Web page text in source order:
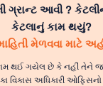
ગ્રાન્ટ આવી ?
કેટલાનું કામ થયું?
મેળવવા માટે
થઈ ગયેલ છે કે નહીં તેને
વિકાસ અધિકારી ઓફિસનો